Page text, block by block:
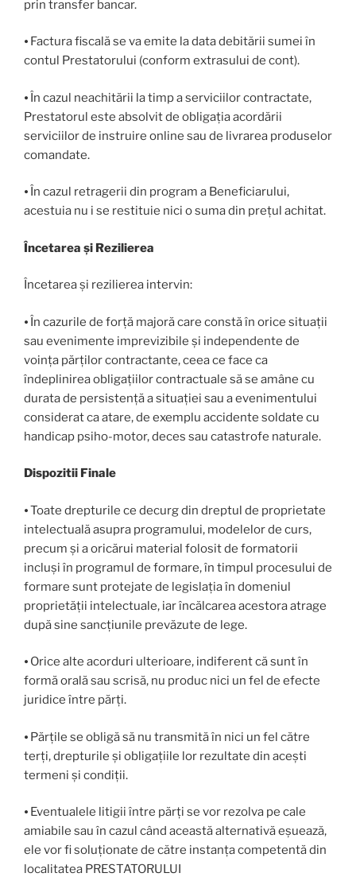
prin transfer bancar.
⦁ Factura fiscală se va emite la data debitării sumei în
contul Prestatorului (conform extrasului de cont).
⦁ În cazul neachitării la timp a serviciilor contractate,
Prestatorul este absolvit de obligația acordării
serviciilor de instruire online sau de livrarea produselor
comandate.
⦁ În cazul retragerii din program a Beneficiarului,
acestuia nu i se restituie nici o suma din prețul achitat.
Încetarea și Rezilierea
Încetarea și rezilierea intervin:
⦁ În cazurile de forță majoră care constă în orice situații
sau evenimente imprevizibile și independente de
voința părților contractante, ceea ce face ca
îndeplinirea obligațiilor contractuale să se amâne cu
durata de persistență a situației sau a evenimentului
considerat ca atare, de exemplu accidente soldate cu
handicap psiho-motor, deces sau catastrofe naturale.
Dispozitii Finale
⦁ Toate drepturile ce decurg din dreptul de proprietate
intelectuală asupra programului, modelelor de curs,
precum și a oricărui material folosit de formatorii
incluși în programul de formare, în timpul procesului de
formare sunt protejate de legislația în domeniul
proprietății intelectuale, iar încălcarea acestora atrage
după sine sancțiunile prevăzute de lege.
⦁ Orice alte acorduri ulterioare, indiferent că sunt în
formă orală sau scrisă, nu produc nici un fel de efecte
juridice între părți.
⦁ Părțile se obligă să nu transmită în nici un fel către
terți, drepturile și obligațiile lor rezultate din acești
termeni și condiții.
⦁ Eventualele litigii între părți se vor rezolva pe cale
amiabile sau în cazul când această alternativă eșuează,
ele vor fi soluționate de către instanța competentă din
localitatea PRESTATORULUI